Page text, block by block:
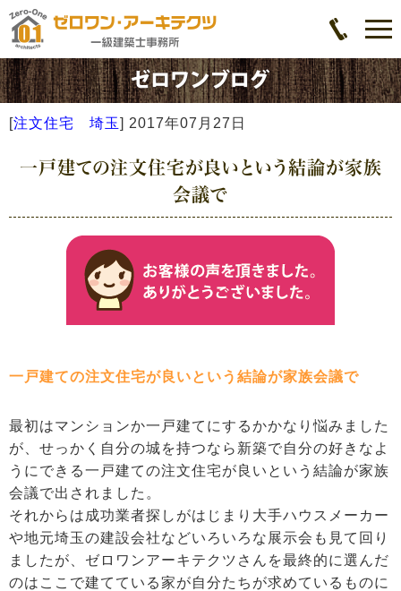
[注文住宅 埼玉] 2017年07月27日
一戸建ての注文住宅が良いという結論が家族
会議で
一戸建ての注文住宅が良いという結論が家族会議で
最初はマンションか一戸建てにするかかなり悩みました
が、せっかく自分の城を持つなら新築で自分の好きなよ
うにできる一戸建ての注文住宅が良いという結論が家族
会議で出されました。
それからは成功業者探しがはじまり大手ハウスメーカー
や地元埼玉の建設会社などいろいろな展示会も見て回り
ましたが、ゼロワンアーキテクツさんを最終的に選んだ
のはここで建てている家が自分たちが求めているものに